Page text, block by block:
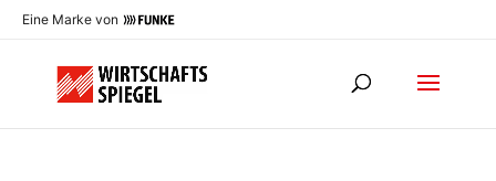
Eine Marke von